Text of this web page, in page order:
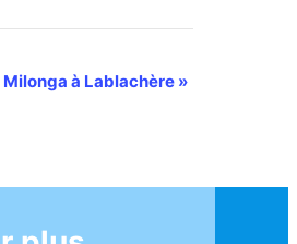
Milonga à Lablachère »